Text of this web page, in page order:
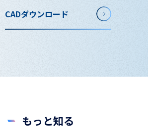
CADダウンロード
もっと知る